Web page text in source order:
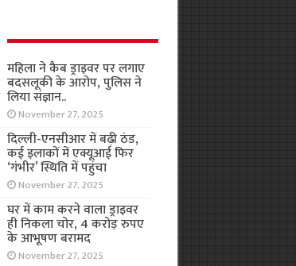
महिला ने कैब ड्राइवर पर लगाए
बदसलूकी के आरोप, पुलिस ने
लिया संज्ञान..
November 27, 2025
दिल्ली-एनसीआर में बढ़ी ठंड,
कई इलाकों में एक्यूआई फिर
‘गंभीर’ स्थिति में पहुंचा
November 27, 2025
घर में काम करने वाला ड्राइवर
ही निकला चोर, 4 करोड़ रुपए
के आभूषण बरामद
November 27, 2025